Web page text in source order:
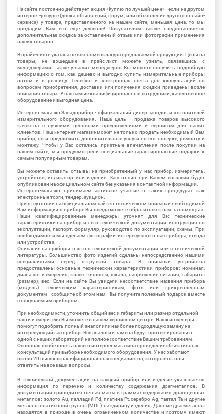
На сайте постоянно действует акция «Куплю по лучшей цене» - если на другом
интернет-ресурсе (доска объявлений, форум, или объявление другого онлайн-
сервиса) у товара, представленного на нашем сайте, меньшая цена, то мы
продадим Вам его еще дешевле! Покупателям также предоставляется
дополнительная скидка за оставленный отзыв или фотографии применения
наших товаров.
В прайс-листе указана не вся номенклатура предлагаемой продукции. Цены на
товары, не вошедшие в прайс-лист можете узнать, связавшись с
менеджерами. Также у наших менеджеров Вы можете получить подробную
информацию о том, как дешево и выгодно купить измерительные приборы
оптом и в розницу. Телефон и электронная почта для консультаций по
вопросам приобретения, доставки или получения скидки приведены возле
описания товара. У нас самые квалифицированные сотрудники, качественное
оборудование и выгодная цена.
Интернет магазин Западприбор - официальный дилер заводов изготовителей
измерительного оборудования. Наша цель - продажа товаров высокого
качества с лучшими ценовыми предложениями и сервисом для наших
клиентов. Наш интернет магазинможет не только продать необходимый Вам
прибор, но и предложить дополнительные услуги по его поверке, ремонту и
монтажу. Чтобы у Вас остались приятные впечатления после покупки на
нашем сайте, мы предусмотрели специальные гарантированные подарки к
самым популярным товарам.
Вы можете оставить отзывы на приобретенный у нас прибор, измеритель,
устройство, индикатор или изделие. Ваш отзыв при Вашем согласии будет
опубликован на официальном сайте без указания контактной информации.
Интернет-магазин принимаем активное участие в таких процедурах как
электронные торги, тендер, аукцион.
При отсутствии на официальном сайте в техническом описании необходимой
Вам информации о приборе Вы всегда можете обратиться к нам за помощью.
Наши квалифицированные менеджеры уточнят для Вас технические
характеристики на прибор из его технической документации: инструкция по
эксплуатации, паспорт, формуляр, руководство по эксплуатации, схемы. При
необходимости мы сделаем фотографии интересующего вас прибора, стенда
или устройства.
Описание на приборы взято с технической документации или с технической
литературы. Большинство фото изделий сделаны непосредственно нашими
специалистами перед отгрузкой товара. В описании устройства
предоставлены основные технические характеристики приборов: номинал,
диапазон измерения, класс точности, шкала, напряжение питания, габариты
(размер), вес. Если на сайте Вы увидели несоответствие названия прибора
(модель) техническим характеристикам, фото или прикрепленным
документам - сообщите об этом нам - Вы получите полезный подарок вместе
с покупаемым прибором.
При необходимости, уточнить общий вес и габариты или размер отдельной
части измерителя Вы можете в нашем сервисном центре. Наши инженеры
помогут подобрать полный аналог или наиболее подходящую замену на
интересующий вас прибор. Все аналоги и замена будут протестированы в
одной с наших лабораторий на полное соответствие Вашим требованиям.
Основная особенность нашего интернет магазина проведение объективных
консультаций при выборе необходимого оборудования. У нас работают
около 20 высококвалифицированных специалистов, которые готовы
ответить на все ваши вопросы.
В технической документации на каждый прибор или изделие указывается
информация по перечню и количеству содержания драгметаллов. В
документации приводится точная масса в граммах содержания драгоценных
металлов: золото Au, палладий Pd, платина Pt, серебро Ag, тантал Ta и другие
металлы платиновой группы (МПГ) на единицу изделия. Данные драгметаллы
находятся в природе в очень ограниченном количестве и поэтому имеют